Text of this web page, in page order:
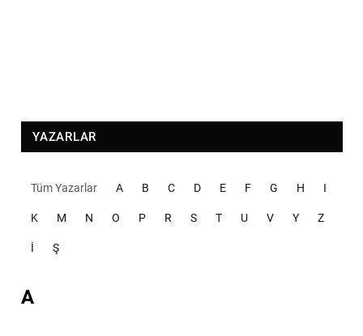
YAZARLAR
Tüm Yazarlar A B C D E F G H I
K M N O P R S T U V Y Z
İ Ş
A